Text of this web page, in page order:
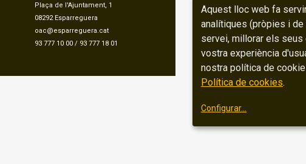
Plaça de l'Ajuntament, 1
08292 Esparreguera
oac@esparreguera.cat
93 777 10 00/ 93 777 18 01
Aquest lloc web fa
analítiques (pròpies i
servei, millorar els
vostra experiència
nostra política de
Política de cookies.
Configurar...